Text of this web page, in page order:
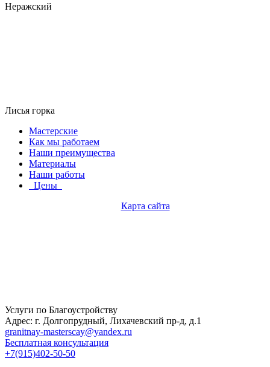
Неражский
Лисья горка
Мастерские
Как мы работаем
Наши преимущества
Материалы
Наши работы
Цены
Карта сайта
Услуги по Благоустройству
Адрес: г. Долгопрудный, Лихачевский пр-д, д.1
granitnay-masterscay@yandex.ru
Бесплатная консультация
+7(915)402-50-50